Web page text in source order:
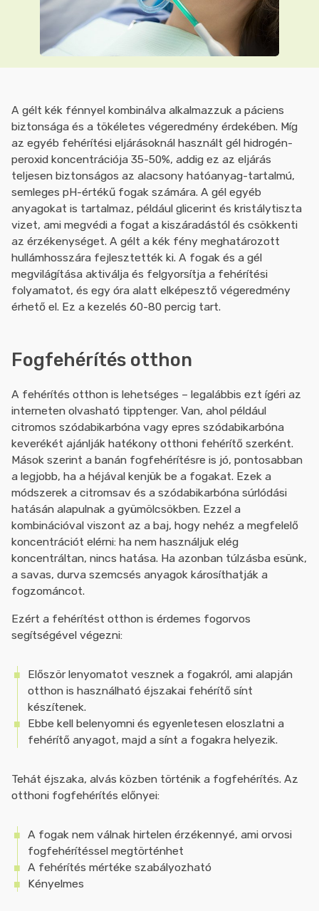
A gélt kék fénnyel kombinálva alkalmazzuk a páciens
biztonsága és a tökéletes végeredmény érdekében. Míg
az egyéb fehérítési eljárásoknál használt gél hidrogén-
peroxid koncentrációja 35-50%, addig ez az eljárás
teljesen biztonságos az alacsony hatóanyag-tartalmú,
semleges pH-értékű fogak számára. A gél egyéb
anyagokat is tartalmaz, például glicerint és kristálytiszta
vizet, ami megvédi a fogat a kiszáradástól és csökkenti
az érzékenységet. A gélt a kék fény meghatározott
hullámhosszára fejlesztették ki. A fogak és a gél
megvilágítása aktiválja és felgyorsítja a fehérítési
folyamatot, és egy óra alatt elképesztő végeredmény
érhető el. Ez a kezelés 60-80 percig tart.
Fogfehérítés otthon
A fehérítés otthon is lehetséges – legalábbis ezt ígéri az
interneten olvasható tipptenger. Van, ahol például
citromos szódabikarbóna vagy epres szódabikarbóna
keverékét ajánlják hatékony otthoni fehérítő szerként.
Mások szerint a banán fogfehérítésre is jó, pontosabban
a legjobb, ha a héjával kenjük be a fogakat. Ezek a
módszerek a citromsav és a szódabikarbóna súrlódási
hatásán alapulnak a gyümölcsökben. Ezzel a
kombinációval viszont az a baj, hogy nehéz a megfelelő
koncentrációt elérni: ha nem használjuk elég
koncentráltan, nincs hatása. Ha azonban túlzásba esünk,
a savas, durva szemcsés anyagok károsíthatják a
fogzománcot.
Ezért a fehérítést otthon is érdemes fogorvos
segítségével végezni:
Először lenyomatot vesznek a fogakról, ami alapján
otthon is használható éjszakai fehérítő sínt
készítenek.
Ebbe kell belenyomni és egyenletesen eloszlatni a
fehérítő anyagot, majd a sínt a fogakra helyezik.
Tehát éjszaka, alvás közben történik a fogfehérítés. Az
otthoni fogfehérítés előnyei:
A fogak nem válnak hirtelen érzékennyé, ami orvosi
fogfehérítéssel megtörténhet
A fehérítés mértéke szabályozható
Kényelmes